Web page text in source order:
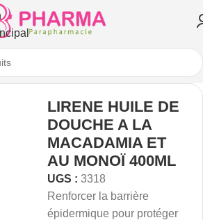
LIRENE HUILE DE
DOUCHE A LA
MACADAMIA ET
AU MONOÏ 400ML
UGS : 3318
Renforcer la barrière
épidermique pour protéger